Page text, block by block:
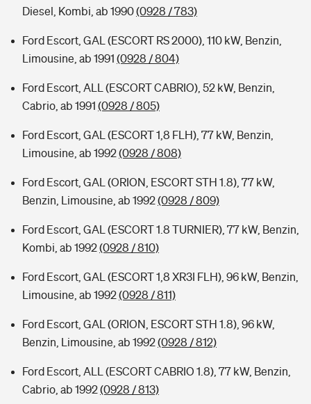
Diesel, Kombi, ab 1990(0928 / 783)
Ford Escort, GAL (ESCORT RS 2000), 110 kW, Benzin,
Limousine, ab 1991 (0928 / 804)
Ford Escort, ALL (ESCORT CABRIO), 52 kW, Benzin,
Cabrio, ab 1991 (0928 / 805)
Ford Escort, GAL (ESCORT 1,8 FLH), 77 kW, Benzin,
Limousine, ab 1992(0928 / 808)
Ford Escort, GAL (ORION, ESCORT STH 1.8), 77 kW,
Benzin, Limousine, ab 1992(0928 / 809)
Ford Escort, GAL (ESCORT 1.8 TURNIER), 77 kW, Benzin,
Kombi, ab 1992(0928 / 810)
Ford Escort, GAL (ESCORT 1,8 XR3I FLH), 96 kW, Benzin,
Limousine, ab 1992(0928 / 811)
Ford Escort, GAL (ORION, ESCORT STH 1.8), 96 kW,
Benzin, Limousine, ab 1992(0928 / 812)
Ford Escort, ALL (ESCORT CABRIO 1.8), 77 kW, Benzin,
Cabrio, ab 1992(0928 / 813)